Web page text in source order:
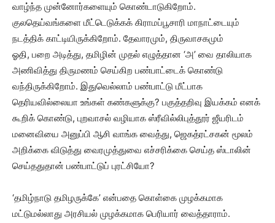
வாழ்ந்த முன்னோர்களையும் கொண்டாடுகிறோம்.
குலதெய்வங்களை மீட்டெடுக்கக் கிராமப்பூசாரி மாநாட்டையும்
நடத்திக் காட்டியிருக்கிறோம். தேவாரமும், திருவாசகமும்
ஓதி, பறை அடித்து, தமிழின் முதல் எழுத்தான ‘அ’ வை தாலியாக
அணிவித்து திருமணம் செய்கிற பண்பாட்டைக் கொண்டு
வந்திருக்கிறோம். இதுவெல்லாம் பண்பாட்டு மீட்பாக
தெரியவில்லையா உங்கள் கண்களுக்கு? பகுத்தறிவு இயக்கம் எனக்
கூறிக் கொண்டு, புறவாசல் வழியாக ஸ்ரீவில்லிபுத்தூர் ஜீயரிடம்
மனைவியை அனுப்பி ஆசி வாங்க வைத்து, ஜெகத்ரட்சகன் மூலம்
அறிக்கை விடுத்து வைரமுத்துவை எச்சரிக்கை செய்த ஸ்டாலின்
செய்ததுதான் பண்பாட்டுப் புரட்சியோ?
‘தமிழ்நாடு தமிழருக்கே’ என்பதை கொள்கை முழக்கமாக
மட்டுமல்லாது அரசியல் முழக்கமாக பெரியார் வைத்தாராம்.